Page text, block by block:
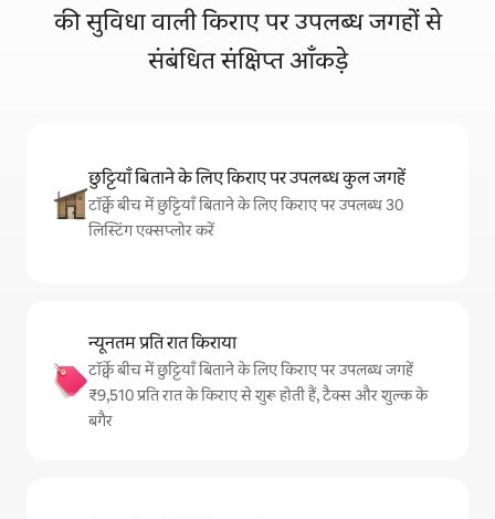
की सुविधा वाली किराए पर उपलब्ध जगहों से
संबंधित संक्षिप्त आँकड़े
छुट्टियाँ बिताने के लिए किराए पर उपलब्ध कुल जगहें
टॉर्क्वे बीच में छुट्टियाँ बिताने के लिए किराए पर उपलब्ध 30
लिस्टिंग एक्सप्लोर करें
न्यूनतम प्रति रात किराया
टॉर्क्वे बीच में छुट्टियाँ बिताने के लिए किराए पर उपलब्ध जगहें
₹9,510 प्रति रात के किराए से शुरू होती हैं, टैक्स और शुल्क के
बगैर